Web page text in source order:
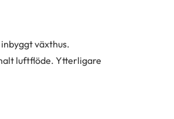
växthus.
luftflöde. Ytterligare